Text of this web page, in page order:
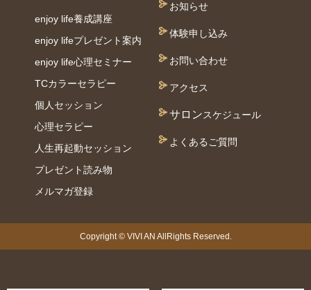
enjoy life養成講座
enjoy lifeプレゼント案内
enjoy life心理セミナー
TCカラーセラピー
個⼈セッション
⼼理セラピー
人生再起動セッション
プレゼント読み物
メルマガ登録
お知らせ
体験申し込み
お問い合わせ
アクセス
サロンスケジュール
よくあるご質問
Copyright © VIVI AN AllRights Reserved.